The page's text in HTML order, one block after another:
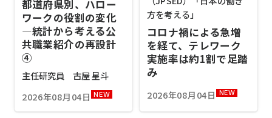
都道府県別、ハロー
ワークの役割の変化
―統計から考える公
共職業紹介の再設計
④
主任研究員 古屋 星斗
2026年08月04日 NEW
方を考える」
コロナ禍による急増
を経て、テレワーク
実施率は約1割で足踏
み
2026年08月04日 NEW